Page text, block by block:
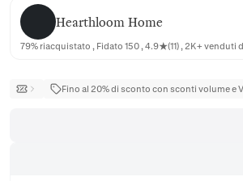
Hearthloom Home
Hearthloom Home
79% riacquistato , Fidato 150 , 4.9★(11) , 2K+ venduti
Fino al 20% di sconto con sconti volume e